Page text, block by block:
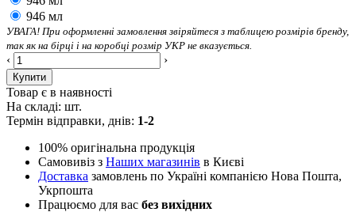
946 мл
УВАГА! При оформленні замовлення звіряйтеся з таблицею розмірів бренду,
так як на бірці і на коробці розмір УКР не вказується.
‹ ›
Купити
Товар є в наявності
На складі: шт.
Термін відправки, днів: 1-2
100% оригінальна продукція
Самовивіз з Наших магазинів в Києві
Доставка замовлень по Україні компанією Нова Пошта,
Укрпошта
Працюємо для вас без вихідних